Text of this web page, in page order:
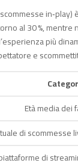
in‑play)
al 30 %, mentre
più
e
Età media dei
di scommesse
di